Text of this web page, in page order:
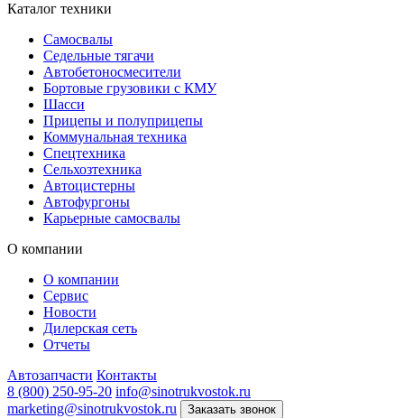
Каталог техники
Самосвалы
Седельные тягачи
Автобетоносмесители
Бортовые грузовики с КМУ
Шасси
Прицепы и полуприцепы
Коммунальная техника
Спецтехника
Сельхозтехника
Автоцистерны
Автофургоны
Карьерные самосвалы
О компании
О компании
Сервис
Новости
Дилерская сеть
Отчеты
Автозапчасти Контакты
8 (800) 250-95-20 info@sinotrukvostok.ru
marketing@sinotrukvostok.ru
Заказать звонок